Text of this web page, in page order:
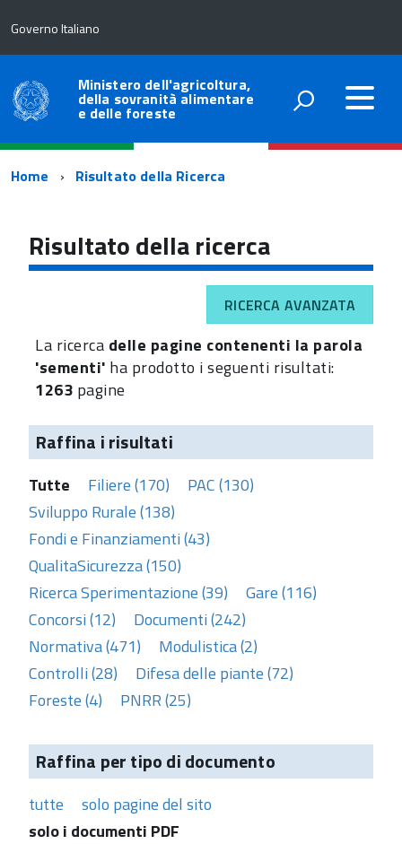
Governo Italiano
Ministero dell'agricoltura,
della sovranità alimentare
e delle foreste
Percorso
navigazione
Home Risultato della Ricerca
Risultato della ricerca
RICERCA AVANZATA
La ricerca delle pagine contenenti la parola
'sementi' ha prodotto i seguenti risultati:
1263 pagine
Raffina i risultati
Tutte Filiere (170)
PAC (130)
Sviluppo Rurale (138)
Fondi e Finanziamenti (43)
QualitaSicurezza (150)
Ricerca Sperimentazione (39)
Gare (116)
Concorsi (12)
Documenti (242)
Normativa (471)
Modulistica (2)
Controlli (28)
Difesa delle piante (72)
Foreste (4)
PNRR (25)
Raffina per tipo di documento
tutte
solo pagine del sito
solo i documenti PDF